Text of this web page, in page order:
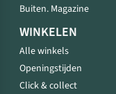
Buiten. Magazine
WINKELEN
Alle winkels
Openingstijden
Click & collect